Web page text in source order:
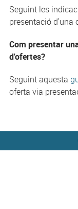
Seguint les
presentació d'una
Com presentar
d'ofertes?
Seguint aquesta
oferta via